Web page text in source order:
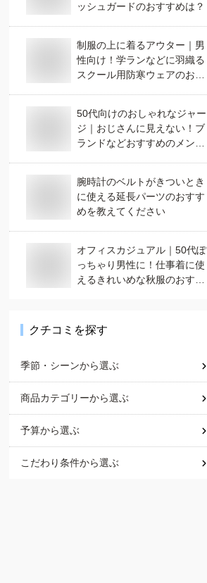
ッシュガードのおすすめは？
制服の上に着るアウター｜男
性向け！学ランなどに羽織る
スクール用防寒ウェアのおす
50代向けのおしゃれなジャー
ジ｜おじさんに見えない！ブ
ランドなどおすすめのメンズ
腕時計のベルトがきついとき
に使える延長パーツのおすす
めを教えてください
オフィスカジュアル｜50代ぽ
っちゃり男性に！仕事着に使
えるきれいめな秋服のおすす
クチコミを探す
季節・シーンから選ぶ
商品カテゴリーから選ぶ
予算から選ぶ
こだわり条件から選ぶ